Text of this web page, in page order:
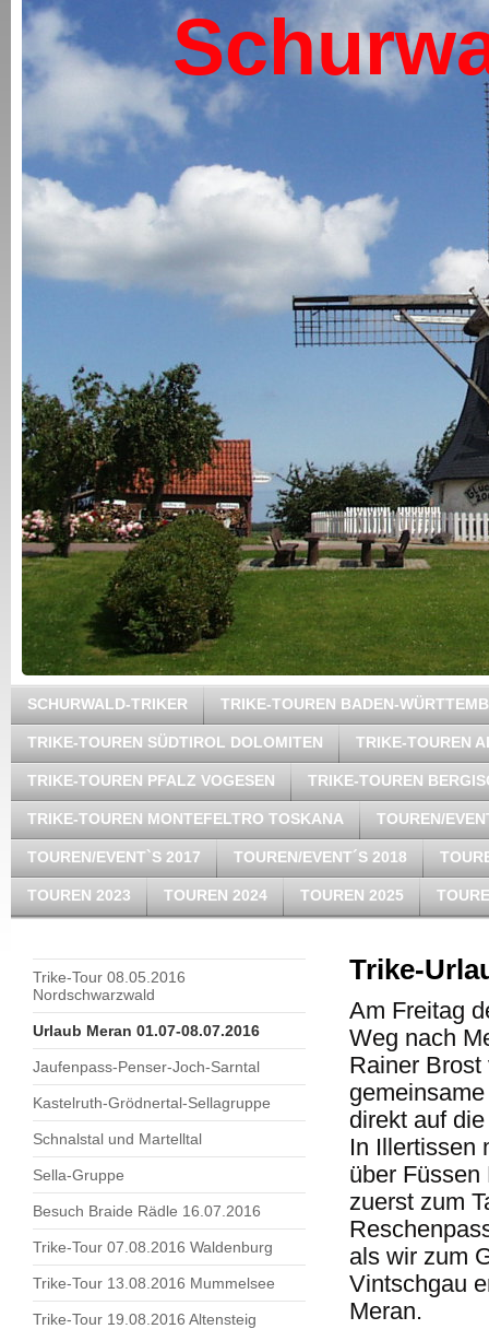
SCHURWALD-TRIKER TRIKE-TOUREN BADEN-
TRIKE-TOUREN SÜDTIROL DOLOMITEN TRIKE-TOUREN
TRIKE-TOUREN PFALZ VOGESEN TRIKE-TOUREN
TRIKE-TOUREN MONTEFELTRO TOSKANA TOUREN/
TOUREN/EVENT`S 2017 TOUREN/EVENT´S 2018
TOUREN 2023 TOUREN 2024 TOUREN 2025
Trike-Tour 08.05.2016
Nordschwarzwald
Urlaub Meran 01.07-08.07.2016
Jaufenpass-Penser-Joch-Sarntal
Kastelruth-Grödnertal-Sellagruppe
Schnalstal und Martelltal
Sella-Gruppe
Besuch Braide Rädle 16.07.2016
Trike-Tour 07.08.2016 Waldenburg
Trike-Tour 13.08.2016 Mummelsee
Trike-Tour 19.08.2016 Altensteig
Trike-
Am Freitag
Weg nach
Rainer Brost
direkt auf
In Illertissen
über Füssen
zuerst zum
als wir zum
Vintschgau
Meran.